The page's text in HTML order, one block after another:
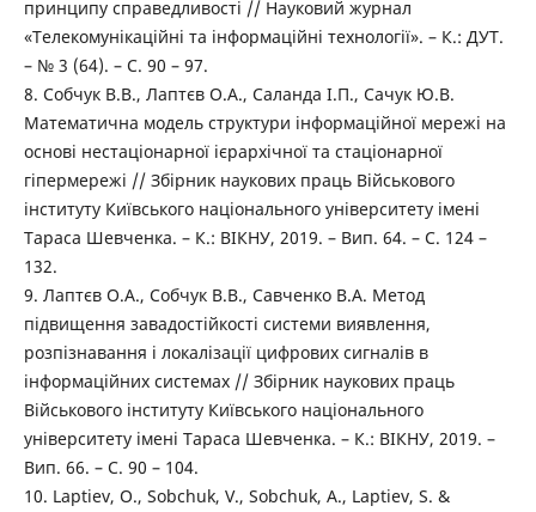
принципу справедливості // Науковий журнал
«Телекомунікаційні та інформаційні технології». – К.: ДУТ.
– № 3 (64). – С. 90 – 97.
8. Собчук В.В., Лаптєв О.А., Саланда І.П., Сачук Ю.В.
Математична модель структури інформаційної мережі на
основі нестаціонарної ієрархічної та стаціонарної
гіпермережі // Збірник наукових праць Військового
інституту Київського національного університету імені
Тараса Шевченка. – К.: ВІКНУ, 2019. – Вип. 64. – С. 124 –
132.
9. Лаптєв О.А., Собчук В.В., Савченко В.А. Метод
підвищення завадостійкості системи виявлення,
розпізнавання і локалізації цифрових сигналів в
інформаційних системах // Збірник наукових праць
Військового інституту Київського національного
університету імені Тараса Шевченка. – К.: ВІКНУ, 2019. –
Вип. 66. – С. 90 – 104.
10. Laptiev, O., Sobchuk, V., Sobchuk, A., Laptiev, S. &